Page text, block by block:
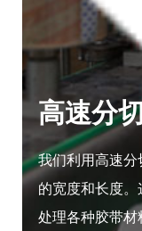
高速分
我们利用高速
的宽度和长度
处理各种胶带材